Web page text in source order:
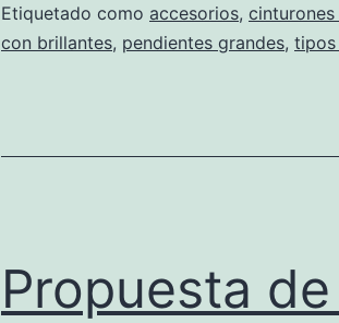
de
cuerpo
Etiquetado como accesorios, cinturones
con brillantes, pendientes grandes, tipos
Propuesta